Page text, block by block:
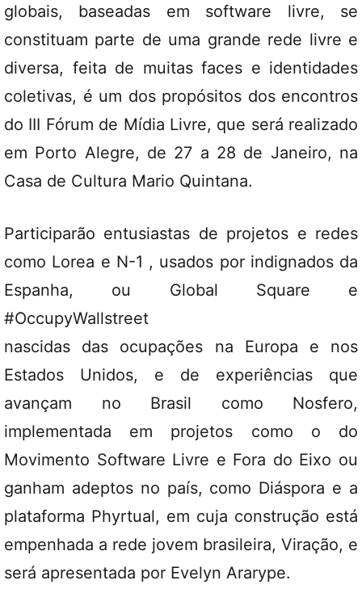
globais, baseadas em software livre, se
constituam parte de uma grande rede livre e
diversa, feita de muitas faces e identidades
coletivas, é um dos propósitos dos encontros
do III Fórum de Mídia Livre, que será realizado
em Porto Alegre, de 27 a 28 de Janeiro, na
Casa de Cultura Mario Quintana.
Participarão entusiastas de projetos e redes
como Lorea e N-1 , usados por indignados da
Espanha, ou Global Square e
#OccupyWallstreet
nascidas das ocupações na Europa e nos
Estados Unidos, e de experiências que
avançam no Brasil como Nosfero,
implementada em projetos como o do
Movimento Software Livre e Fora do Eixo ou
ganham adeptos no país, como Diáspora e a
plataforma Phyrtual, em cuja construção está
empenhada a rede jovem brasileira, Viração, e
será apresentada por Evelyn Ararype.